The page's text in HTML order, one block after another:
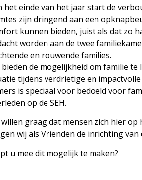
het einde van het jaar start de
zijn dringend aan een
kunnen bieden, juist als dat zo
worden aan de twee
en rouwende families.
bieden de mogelijkheid om familie
tijdens verdrietige en impactvolle
is speciaal voor bedoeld voor
op de SEH.
graag dat mensen zich hier op
wij als Vrienden de inrichting van
u mee dit mogelijk te maken?